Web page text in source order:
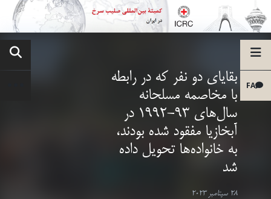
FA
بقایای دو نفر که در رابطه
با مخاصمه مسلحانه
سال‌های 93-1992 در
آبخازیا مفقود شده بودند،
به خانواده‌ها تحویل داده
شد
28 سپتامبر 2023